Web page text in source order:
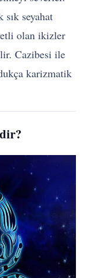
seyahat
olan ikizler
Cazibesi ile
karizmatik